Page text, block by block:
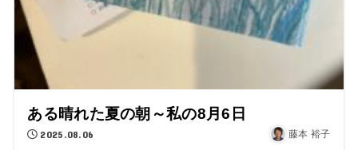
ある晴れた夏の朝～私の8月6日
2025.08.06 藤本 裕子